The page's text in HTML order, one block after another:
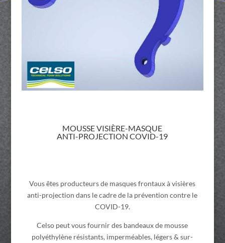
MOUSSE VISIÈRE-MASQUE
ANTI-PROJECTION COVID-19
Vous êtes producteurs de masques frontaux à visières
anti-projection dans le cadre de la prévention contre le
COVID-19.
Celso peut vous fournir des bandeaux de mousse
polyéthylène résistants, imperméables, légers & sur-